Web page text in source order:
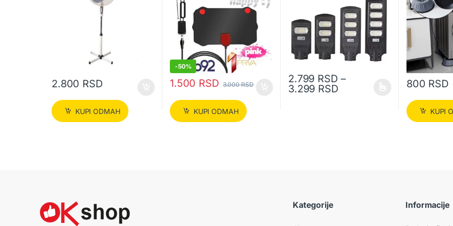
2.800 RSD
KUPI ODMAH
-50%
1.500 RSD 3.000RSD
KUPI ODMAH
2.799 RSD –
3.299 RSDRaspon cena: od 2.799
Ovaj proizvod ima više varijanti. Opcije mogu biti
800 RSD
KUPI
Kategorije Informacije